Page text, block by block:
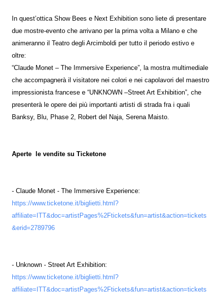
In quest’ottica Show Bees e Next Exhibition sono liete di presentare
due mostre-evento che arrivano per la prima volta a Milano e che
animeranno il Teatro degli Arcimboldi per tutto il periodo estivo e
oltre:
“Claude Monet – The Immersive Experience”, la mostra multimediale
che accompagnerà il visitatore nei colori e nei capolavori del maestro
impressionista francese e “UNKNOWN –Street Art Exhibition”, che
presenterà le opere dei più importanti artisti di strada fra i quali
Banksy, Blu, Phase 2, Robert del Naja, Serena Maisto.
Aperte le vendite su Ticketone
- Claude Monet - The Immersive Experience:
https://www.ticketone.it/biglietti.html?
affiliate=ITT&doc=artistPages%2Ftickets&fun=artist&action=tickets
&erid=2789796
- Unknown - Street Art Exhibition:
https://www.ticketone.it/biglietti.html?
affiliate=ITT&doc=artistPages%2Ftickets&fun=artist&action=tickets